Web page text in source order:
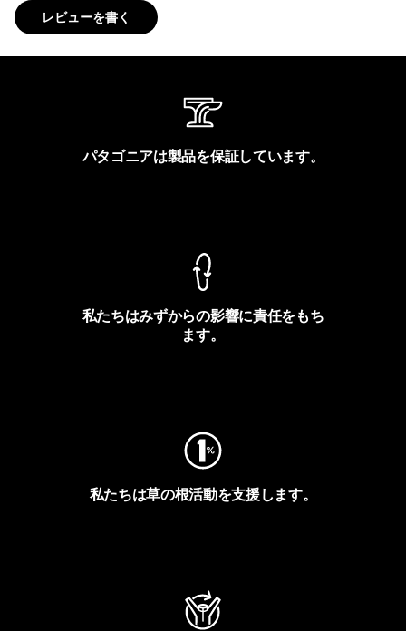
レビューを書く
パタゴニアは製品を保証しています。
私たちはみずからの影響に責任をもち
ます。
私たちは草の根活動を支援します。